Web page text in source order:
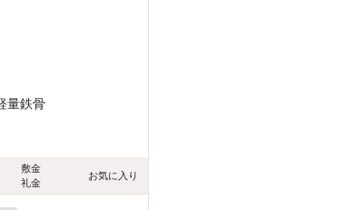
量鉄骨
敷金
礼金
お気に入り